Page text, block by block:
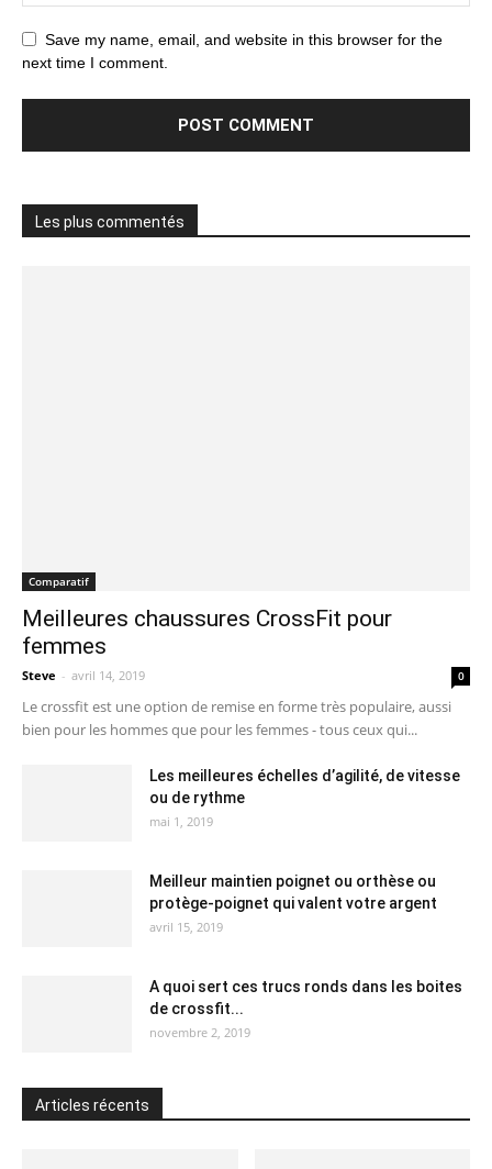
Save my name, email, and website in this browser for the
next time I comment.
Les plus commentés
Comparatif
Meilleures chaussures CrossFit pour
femmes
Steve - avril 14, 2019 0
Le crossfit est une option de remise en forme très populaire, aussi
bien pour les hommes que pour les femmes - tous ceux qui...
Les meilleures échelles d’agilité, de vitesse
ou de rythme
mai 1, 2019
Meilleur maintien poignet ou orthèse ou
protège-poignet qui valent votre argent
avril 15, 2019
A quoi sert ces trucs ronds dans les boites
de crossfit...
novembre 2, 2019
Articles récents